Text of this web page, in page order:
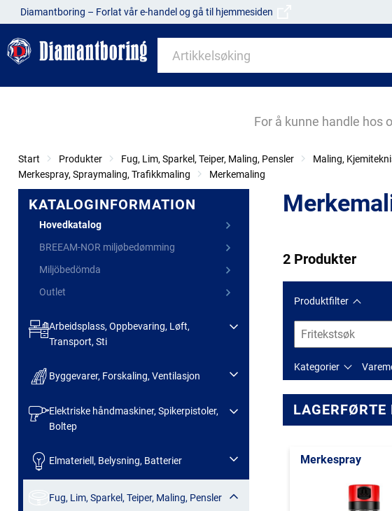
Diamantboring – Forlat vår e-handel og gå til hjemmesiden
For å kunne handle hos
Start Produkter Fug, Lim, Sparkel, Teiper, Maling, Pensler
Maling,
Merkespray, Spraymaling, Trafikkmaling
Merkemaling
KATALOGINFORMATION
Hovedkatalog
BREEAM-NOR miljøbedømming
Miljöbedömda
Outlet
Arbeidsplass, Oppbevaring, Løft,
Transport, Sti
Byggevarer, Forskaling, Ventilasjon
Elektriske håndmaskiner, Spikerpistoler,
Boltep
Elmateriell, Belysning, Batterier
Fug, Lim, Sparkel, Teiper, Maling, Pensler
2 Produkter
Produktfilter
Kategorier
LAGERFØRTE
Merkespray